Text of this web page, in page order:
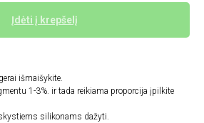
Įdėti į krepšelį
išmaišykite.
1-3%. ir tada reikiama proporcija įpilkite
silikonams dažyti.